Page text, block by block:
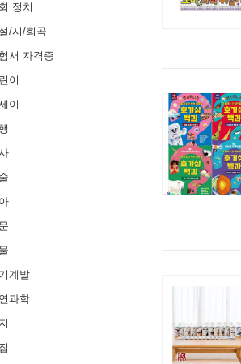
정치
/시/희곡
서 자격증
이
이
계발
과학